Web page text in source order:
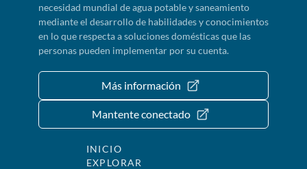
necesidad mundial de agua potable y saneamiento
mediante el desarrollo de habilidades y conocimientos
en lo que respecta a soluciones domésticas que las
personas pueden implementar por su cuenta.
Más información
Mantente conectado
INICIO
EXPLORAR